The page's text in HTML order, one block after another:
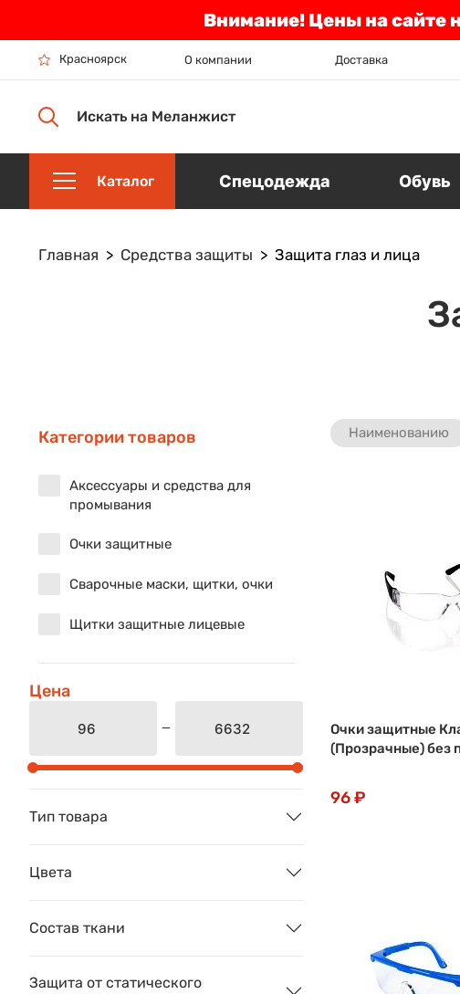
Внимание! Цены на сайте
Красноярск О компании Доставка
Искать на Меланжист
Каталог Спецодежда Обувь
Главная Средства защиты Защита глаз и лица
Категории товаров
Аксессуары и средства для
промывания
Очки защитные
Сварочные маски, щитки, очки
Щитки защитные лицевые
Цена
Тип товара
Цвета
Состав ткани
Защита от статического
Наименованию
Очки защитные
(Прозрачные) без
96 ₽